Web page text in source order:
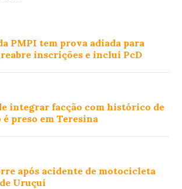
PMPI tem prova adiada para
inscrições e inclui PcD
integrar facção com histórico de
preso em Teresina
após acidente de motocicleta
Uruçuí